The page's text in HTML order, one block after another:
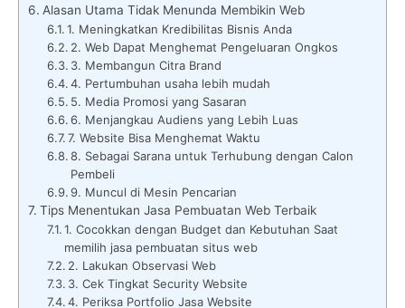
Alasan Utama Tidak Menunda Membikin Web
1. Meningkatkan Kredibilitas Bisnis Anda
2. Web Dapat Menghemat Pengeluaran Ongkos
3. Membangun Citra Brand
4. Pertumbuhan usaha lebih mudah
5. Media Promosi yang Sasaran
6. Menjangkau Audiens yang Lebih Luas
7. Website Bisa Menghemat Waktu
8. Sebagai Sarana untuk Terhubung dengan Calon
Pembeli
9. Muncul di Mesin Pencarian
Tips Menentukan Jasa Pembuatan Web Terbaik
1. Cocokkan dengan Budget dan Kebutuhan Saat
memilih jasa pembuatan situs web
2. Lakukan Observasi Web
3. Cek Tingkat Security Website
4. Periksa Portfolio Jasa Website